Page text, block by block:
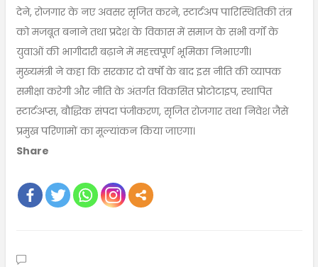
देने, रोजगार के नए अवसर सृजित करने, स्टार्टअप पारिस्थितिकी तंत्र
को मजबूत बनाने तथा प्रदेश के विकास में समाज के सभी वर्गों के
युवाओं की भागीदारी बढ़ाने में महत्त्वपूर्ण भूमिका निभाएगी।
मुख्यमंत्री ने कहा कि सरकार दो वर्षों के बाद इस नीति की व्यापक
समीक्षा करेगी और नीति के अंतर्गत विकसित प्रोटोटाइप, स्थापित
स्टार्टअप्स, बौद्धिक संपदा पंजीकरण, सृजित रोजगार तथा निवेश जैसे
प्रमुख परिणामों का मूल्यांकन किया जाएगा।
Share